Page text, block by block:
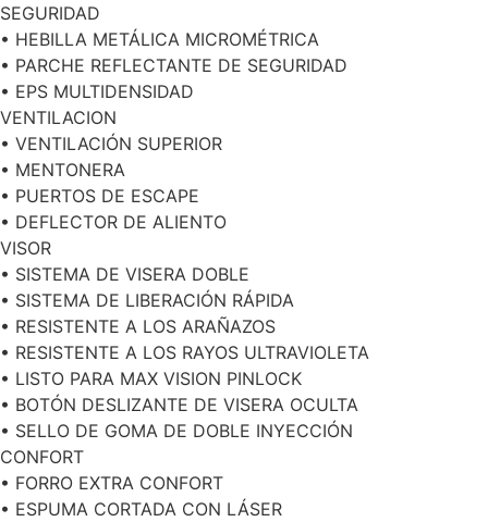
SEGURIDAD
• HEBILLA METÁLICA MICROMÉTRICA
• PARCHE REFLECTANTE DE SEGURIDAD
• EPS MULTIDENSIDAD
VENTILACION
• VENTILACIÓN SUPERIOR
• MENTONERA
• PUERTOS DE ESCAPE
• DEFLECTOR DE ALIENTO
VISOR
• SISTEMA DE VISERA DOBLE
• SISTEMA DE LIBERACIÓN RÁPIDA
• RESISTENTE A LOS ARAÑAZOS
• RESISTENTE A LOS RAYOS ULTRAVIOLETA
• LISTO PARA MAX VISION PINLOCK
• BOTÓN DESLIZANTE DE VISERA OCULTA
• SELLO DE GOMA DE DOBLE INYECCIÓN
CONFORT
• FORRO EXTRA CONFORT
• ESPUMA CORTADA CON LÁSER